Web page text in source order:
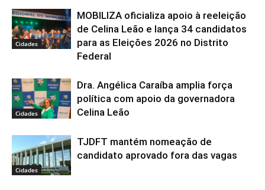
Cidades
MOBILIZA oficializa apoio à reeleição
de Celina Leão e lança 34 candidatos
para as Eleições 2026 no Distrito
Federal
Cidades
Dra. Angélica Caraíba amplia força
política com apoio da governadora
Celina Leão
Cidades
TJDFT mantém nomeação de
candidato aprovado fora das vagas